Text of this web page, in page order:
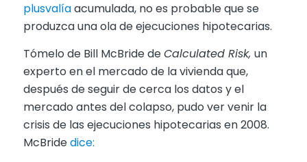
plusvalíaacumulada, no es probable que se
produzca una ola de ejecuciones hipotecarias.
Tómelo de Bill McBride deCalculated Risk, un
experto en el mercado de la vivienda que,
después de seguir de cerca los datos y el
mercado antes del colapso, pudo ver venir la
crisis de las ejecuciones hipotecarias en 2008.
McBridedice: